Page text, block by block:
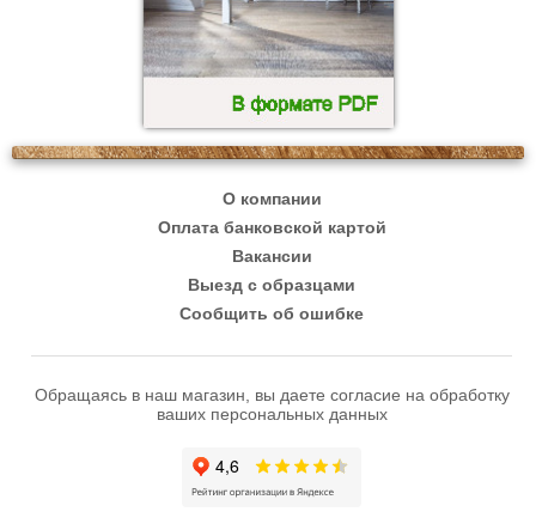
О компании
Оплата банковской картой
Вакансии
Выезд с образцами
Сообщить об ошибке
Обращаясь в наш магазин, вы даете согласие на обработку
ваших персональных данных